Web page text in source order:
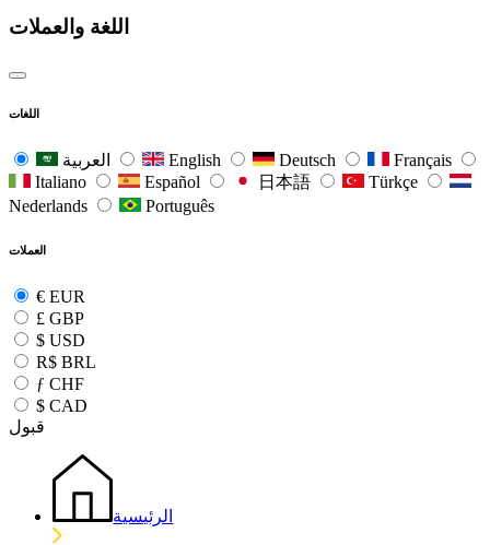
اللغة والعملات
اللغات
English Deutsch
Français
Italiano
Español 日本語
Türkçe
Nederlands
Português
العملات
€ EUR
£ GBP
$ USD
R$ BRL
ƒ CHF
$ CAD
قبول
الرئيسية